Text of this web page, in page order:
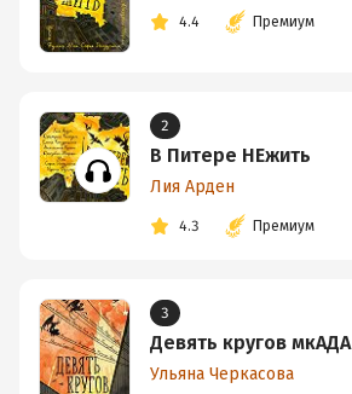
4.4 Премиум
2
В Питере НЕжить
Лия Арден
4.3 Премиум
3
Девять кругов мкАДА
Ульяна Черкасова